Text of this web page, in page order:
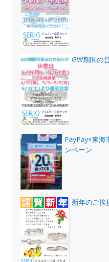
GW期間の
PayPay×東海
ンペーン
新年のご挨